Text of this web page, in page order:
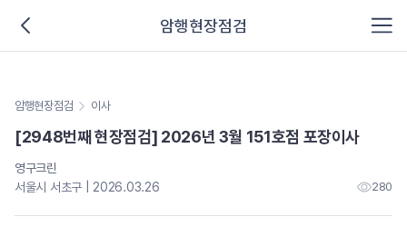
암행현장점검
암행현장점검 이사
[2948번째 현장점검] 2026년 3월 151호점 포장이사
영구크린
서울시 서초구 | 2026.03.26
280